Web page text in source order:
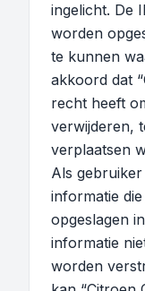
ingelicht. De
worden
te kunnen
akkoord dat
recht heeft
verwijderen,
verplaatsen
Als
informatie
opgeslagen
informatie
worden